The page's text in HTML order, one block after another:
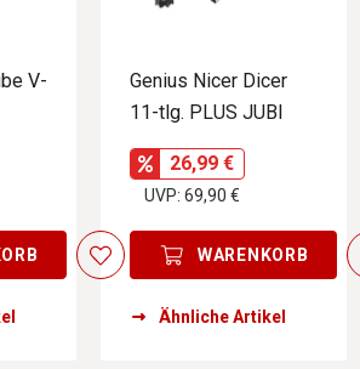
V-
Genius Nicer Dicer
11-tlg. PLUS JUBI
26,99 €
UVP: 69,90 €
WARENKORB
Ähnliche Artikel